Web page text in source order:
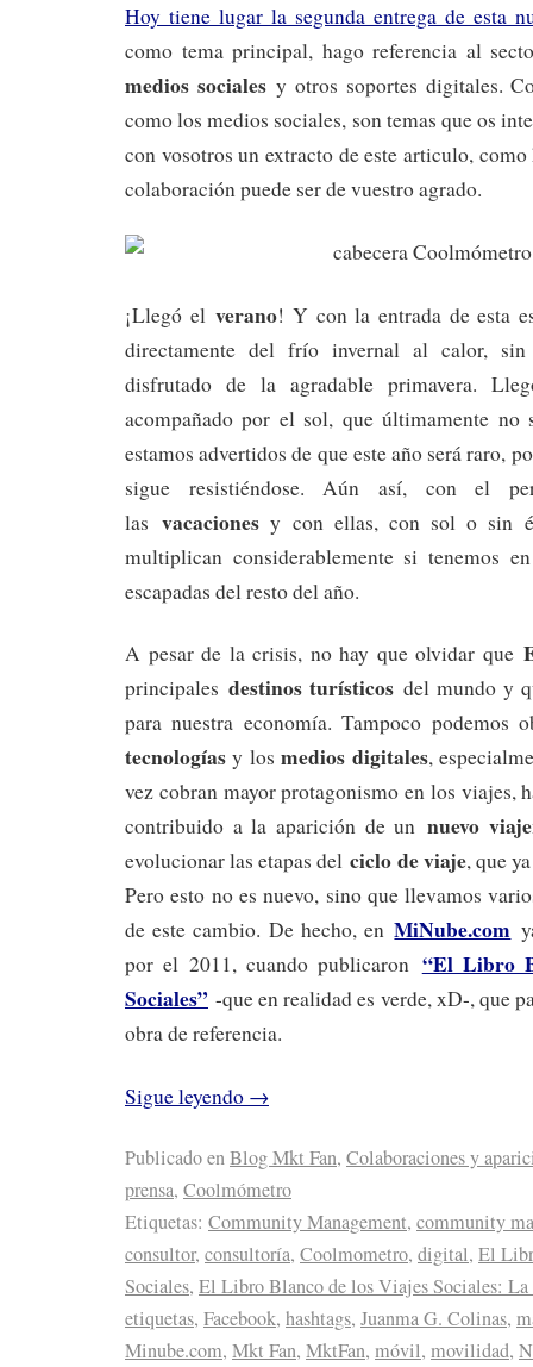
Hoy tiene lugar la segunda entrega de esta
como tema principal, hago referencia al
medios socialesy otros soportes digitales.
como los medios sociales, son temas que os
con vosotros un extracto de este articulo,
colaboración puede ser de vuestro agrado.
¡Llegó elverano! Y con la entrada de esta
directamente del frío invernal al calor, sin
disfrutado de la agradable primavera.
acompañado por el sol, que últimamente no
estamos advertidos de que este año será raro,
sigue resistiéndose. Aún así, con el
lasvacaciones y con ellas, con sol o sin
multiplican considerablemente si tenemos
escapadas del resto del año.
A pesar de la crisis, no hay que olvidar que
principales destinos turísticosdel mundo y
para nuestra economía. Tampoco podemos
tecnologías y losmedios digitales,
vez cobran mayor protagonismo en los viajes,
contribuido a la aparición de unnuevo
evolucionar las etapas delciclo de viaje, que
Pero esto no es nuevo, sino que llevamos
de este cambio. De hecho, enMiNube.com
por el 2011, cuando publicaron “El Libro
Sociales” -que en realidad es verde, xD-, que
obra de referencia.
Sigue leyendo →
Publicado enBlog Mkt Fan, Colaboraciones y
prensa, Coolmómetro
Etiquetas: Community Management, community
consultor, consultoría, Coolmometro, digital, El
Sociales, El Libro Blanco de los Viajes Sociales:
etiquetas, Facebook, hashtags, Juanma G. Colinas,
Minube.com, Mkt Fan, MktFan, móvil, movilidad,